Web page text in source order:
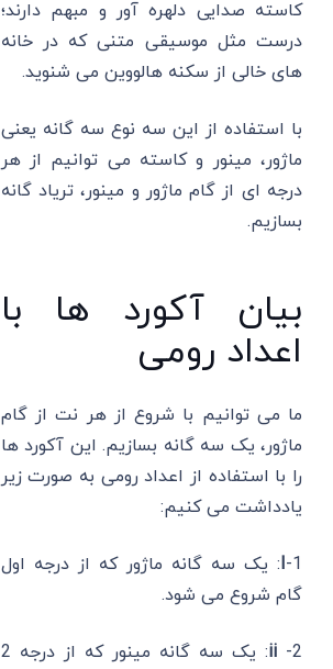
کاسته صدایی دلهره آور و مبهم دارند؛
درست مثل موسیقی متنی که در خانه‌
های خالی از سکنه هالووین می ‌شنوید.
با استفاده از این سه نوع سه گانه یعنی
ماژور، مینور و کاسته می توانیم از هر
درجه ای از گام ماژور و مینور، تریاد گانه
بسازیم.
بیان آکورد ها با
اعداد رومی
ما می ‌توانیم با شروع از هر نت از گام
ماژور، یک سه ‌گانه‌ بسازیم. این آکورد ها
را با استفاده از اعداد رومی به صورت زیر
یادداشت می کنیم:
1-
I: یک سه گانه ماژور که از درجه اول
گام شروع می شود.
2-
ii
: یک سه گانه مینور که از درجه 2